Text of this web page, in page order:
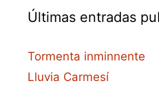
Últimas entradas
Tormenta inminnente
Lluvia Carmesí